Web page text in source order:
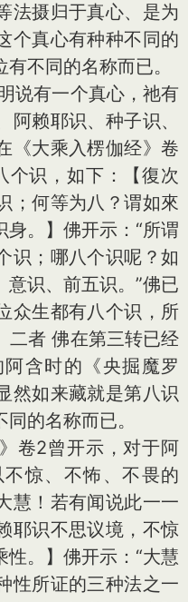
法摄归于真心、是为
个真心有种种不同的
不同的名称而已。
说有一个真心，祂有
赖耶识、种子识、
《大乘入楞伽经》卷
个识，如下：【復次
；何等为八？谓如來
。】佛开示：“所谓
识；哪八个识呢？如
识、前五识。”佛已
众生都有八个识，所
二者 佛在第三转已经
含时的《央掘魔罗
然如来藏就是第八识
的名称而已。
卷2曾开示，对于阿
惊、不怖、不畏的
慧！若有闻说此一一
耶识不思议境，不惊
。】佛开示：“大慧
性所证的三种法之一